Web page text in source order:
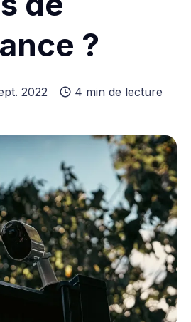
?
2022 4 min de lecture